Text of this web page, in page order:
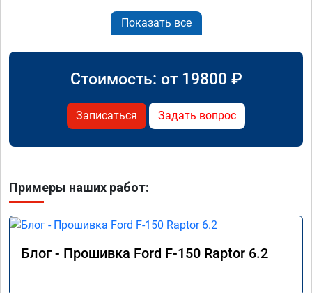
Показать все
Стоимость: от 19800 ₽
Записаться Задать вопрос
Примеры наших работ:
Блог - Прошивка Ford F-150 Raptor 6.2